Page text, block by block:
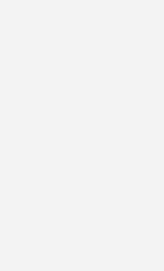
Pflegekräfte